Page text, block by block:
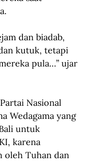
dan biadab,
kutuk, tetapi
pula…” ujar
Nasional
Wedagama yang
untuk
karena
oleh Tuhan dan